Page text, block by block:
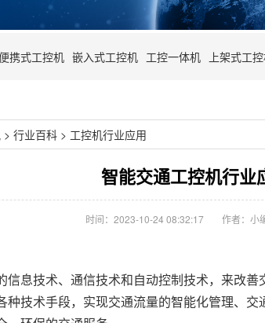
携式工控机 嵌入式工控机 工控一体机 上架式工
> 行业百科 > 工控机行业应用
智能交通工控机行业
时间：2023-10-24 08:32:17 作者：小
息技术、通信技术和自动控制技术，来改善
种技术手段，实现交通流量的智能化管理、